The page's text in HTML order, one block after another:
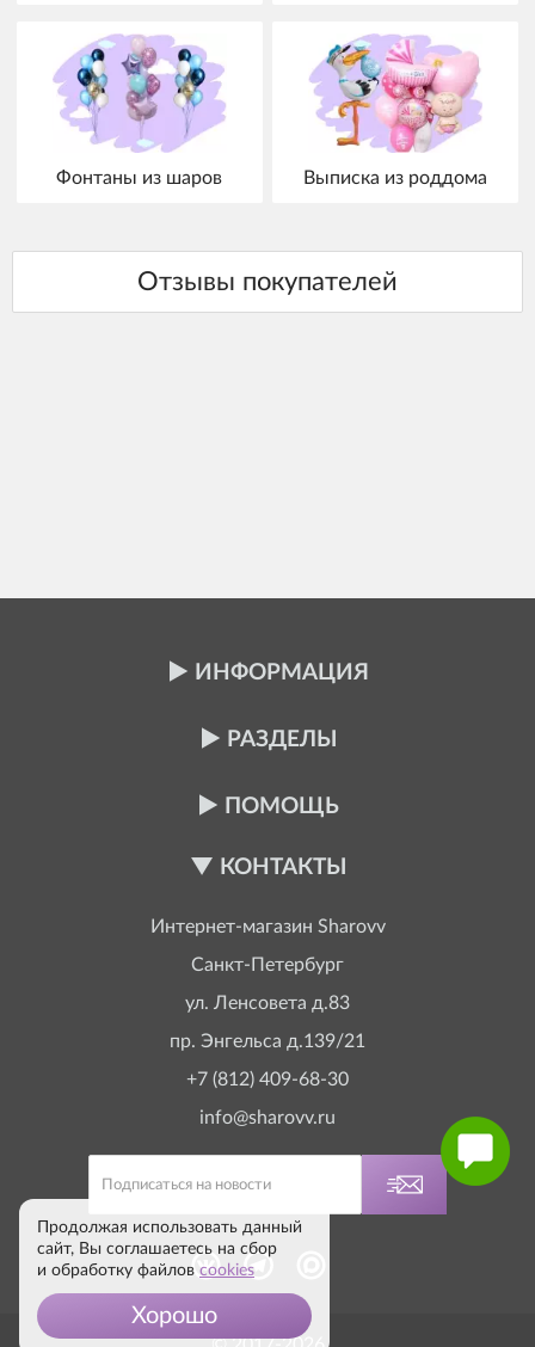
Фонтаны из шаров Выписка из роддома
ИНФОРМАЦИЯ
РАЗДЕЛЫ
ПОМОЩЬ
КОНТАКТЫ
Интернет-магазин Sharovv
Санкт-Петербург
ул. Ленсовета д.83
пр. Энгельса д.139/21
+7 (812) 409-68-30
info@sharovv.ru
Продолжая использовать данный
сайт, Вы соглашаетесь на сбор
и обработку файлов cookies
Хорошо